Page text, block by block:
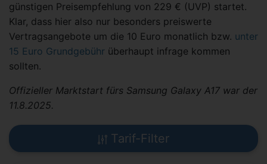
günstigen Preisempfehlung von 229 € (UVP) startet.
Klar, dass hier also nur besonders preiswerte
Vertragsangebote um die 10 Euro monatlich bzw. unter
15 Euro Grundgebühr überhaupt infrage kommen
sollten.
Offizieller Marktstart fürs Samsung Galaxy A17 war der
11.8.2025.
Tarif-Filter